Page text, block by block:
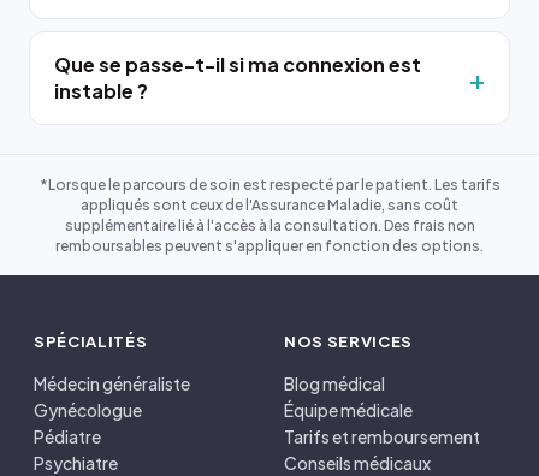
Que se passe-t-il si ma connexion est
instable ?
*Lorsque le parcours de soin est respecté par le patient. Les tarifs
appliqués sont ceux de l'Assurance Maladie, sans coût
supplémentaire lié à l'accès à la consultation. Des frais non
remboursables peuvent s'appliquer en fonction des options.
SPÉCIALITÉS
Médecin généraliste
Gynécologue
Pédiatre
Psychiatre
NOS SERVICES
Blog médical
Équipe médicale
Tarifs et remboursement
Conseils médicaux